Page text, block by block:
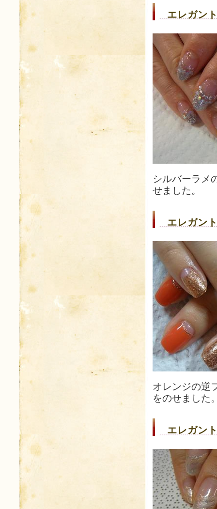
エレガン
シルバーラメ
せました。
エレガン
オレンジの逆
をのせました
エレガン